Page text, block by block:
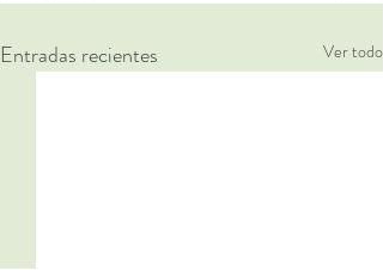
Entradas recientes Ver todo